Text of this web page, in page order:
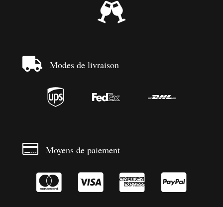

 Modes de livraison
  
 Moyens de paiement
   